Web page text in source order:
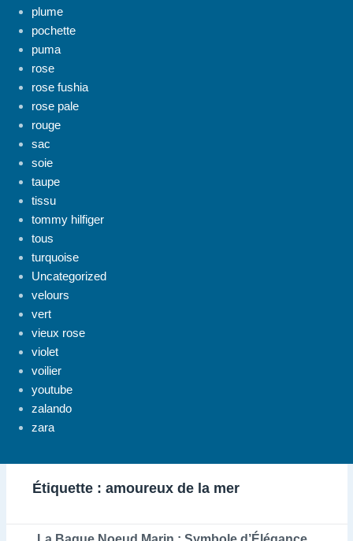
plume
pochette
puma
rose
rose fushia
rose pale
rouge
sac
soie
taupe
tissu
tommy hilfiger
tous
turquoise
Uncategorized
velours
vert
vieux rose
violet
voilier
youtube
zalando
zara
Étiquette : amoureux de la mer